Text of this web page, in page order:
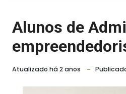
Alunos de
Atualizado há 2 anos